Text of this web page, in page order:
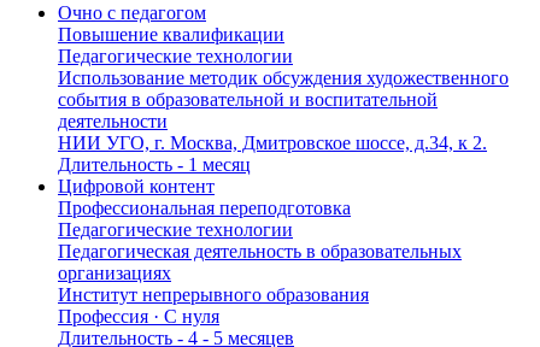
Очно с педагогом
Повышение квалификации
Педагогические технологии
Использование методик обсуждения художественного
события в образовательной и воспитательной
деятельности
НИИ УГО, г. Москва, Дмитровское шоссе, д.34, к 2.
Длительность - 1 месяц
Цифровой контент
Профессиональная переподготовка
Педагогические технологии
Педагогическая деятельность в образовательных
организациях
Институт непрерывного образования
Профессия · C нуля
Длительность - 4 - 5 месяцев